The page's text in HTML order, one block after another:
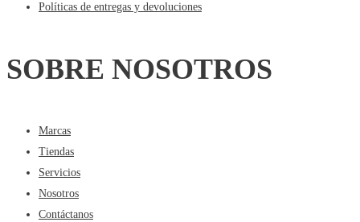
Políticas de entregas y devoluciones
SOBRE NOSOTROS
Marcas
Tiendas
Servicios
Nosotros
Contáctanos